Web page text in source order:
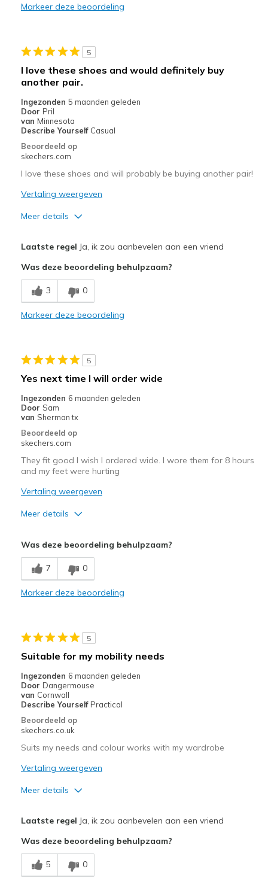
Travel
Sizing
Feels half size too small
View On Shoes
I'm Into Shoes
Markeer deze beoordeling
5
I love these shoes and would definitely buy
another pair.
Ingezonden 5 maanden geleden
Door Pril
van Minnesota
Describe Yourself Casual
Beoordeeld op
skechers.com
I love these shoes and will probably be buying another pair!
Vertaling weergeven
Meer details
Breathe Well
Comfortable
Beste toepassingen
Going Out
Travel
Width
Feels true to width
Sizing
Feels true to size
View On Shoes
I'm Into Shoes
Laatste regel Ja, ik zou aanbevelen aan een vriend
Was deze beoordeling behulpzaam?
3 0
Markeer deze beoordeling
5
Yes next time I will order wide
Ingezonden 6 maanden geleden
Door Sam
van Sherman tx
Beoordeeld op
skechers.com
They fit good I wish I ordered wide. I wore them for 8 hours
and my feet were hurting
Vertaling weergeven
Meer details
Minpunten
Need Break In
Work
Sizing
Feels true to size
View On Shoes
Was deze beoordeling behulpzaam?
7 0
Markeer deze beoordeling
5
Suitable for my mobility needs
Ingezonden 6 maanden geleden
Door Dangermouse
van Cornwall
Describe Yourself Practical
Beoordeeld op
skechers.co.uk
Suits my needs and colour works with my wardrobe
Vertaling weergeven
Meer details
Lovely colour
Laatste regel Ja, ik zou aanbevelen aan een vriend
Was deze beoordeling behulpzaam?
5 0